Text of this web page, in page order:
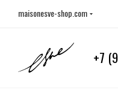
maisonesve-shop.com
+7